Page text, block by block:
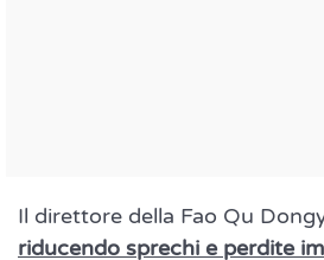
Il direttore della Fao Qu
riducendo sprechi e perdite